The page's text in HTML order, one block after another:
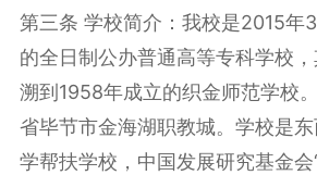
第三条 学校简介：我校是2015年
的全日制公办普通高等专科学校
溯到1958年成立的织金师范学校
省毕节市金海湖职教城。学校是
学帮扶学校，中国发展研究基金